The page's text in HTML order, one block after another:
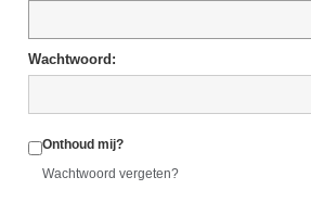
Wachtwoord:
Onthoud mij?
Wachtwoord vergeten?